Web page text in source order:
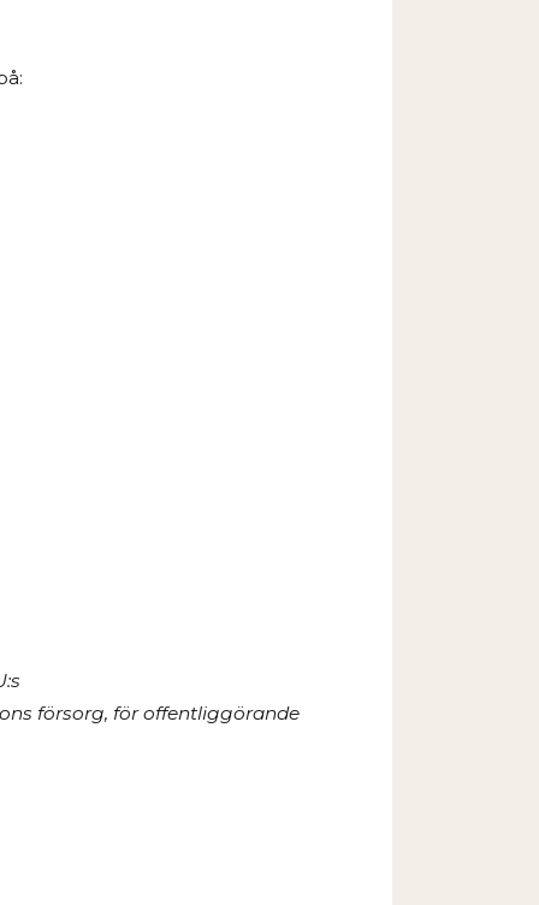
försorg, för offentliggörande